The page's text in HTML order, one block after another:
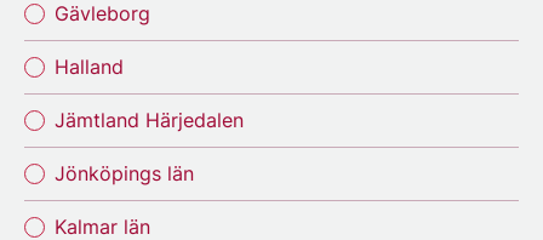
Gävleborg
Halland
Jämtland Härjedalen
Jönköpings län
Kalmar län